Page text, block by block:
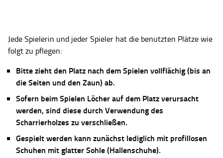
Jede Spielerin und jeder Spieler hat die benutzten Plätze wie
folgt zu pflegen:
Bitte zieht den Platz nach dem Spielen vollflächig (bis an
die Seiten und den Zaun) ab.
Sofern beim Spielen Löcher auf dem Platz verursacht
werden, sind diese durch Verwendung des
Scharrierholzes zu verschließen.
Gespielt werden kann zunächst lediglich mit profillosen
Schuhen mit glatter Sohle (Hallenschuhe).